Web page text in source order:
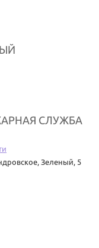
СЛУЖБА
Зеленый, 5